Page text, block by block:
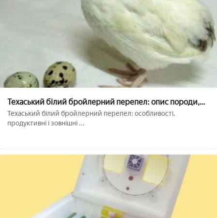
Техаський білий бройлерний перепел: опис породи,
несучість, зміст і догляд, інкубація яєць
Техаський білий бройлерний перепел: особливості,
продуктивні і зовнішні ...